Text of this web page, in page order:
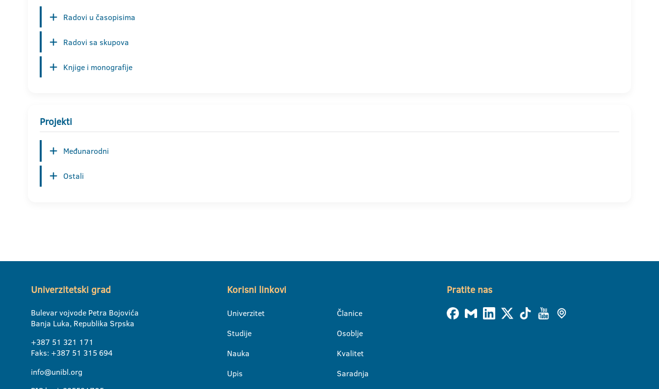
Radovi u časopisima
Radovi sa skupova
Knjige i monografije
Projekti
Međunarodni
Ostali
Univerzitetski grad
Bulevar vojvode Petra Bojovića
Banja Luka, Republika Srpska
+387 51 321 171
Faks: +387 51 315 694
info@unibl.org
Korisni linkovi
Univerzitet
Studije
Nauka
Upis
Članice
Osoblje
Kvalitet
Saradnja
Pratite nas